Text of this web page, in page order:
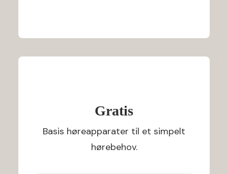
Gratis
Basis høreapparater til et simpelt
hørebehov.